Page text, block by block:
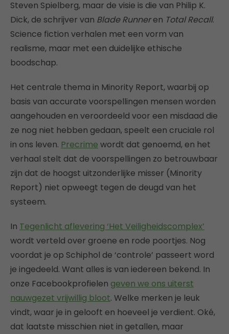
Steven Spielberg, maar de visie is die van Philip K.
Dick, de schrijver van Blade Runneren Total Recall.
Science fiction verhalen met een vorm van
realisme, maar met een duidelijke ethische
boodschap.
Het centrale thema in Minority Report, waarbij op
basis van accurate voorspellingen mensen worden
aangehouden en veroordeeld voor een misdaad die
ze nog niet hebben gedaan, speelt een cruciale rol
in ons leven. Precrime wordt dat genoemd, en het
verhaal stelt dat de voorspellingen zo betrouwbaar
zijn dat de hoogst uitzonderlijke misser (Minority
Report) niet opweegt tegen de deugd van het
systeem.
In Tegenlicht aflevering ‘Het Veiligheidscomplex’
wordt verteld over groene en rode poortjes. Nog
voordat je op Schiphol de ‘controle’ passeert word
je ingedeeld. Want alles is van iedereen bekend. In
onze Facebookprofielen geven we ons uiterst
nauwgezet vrijwillig bloot. Welke merken je leuk
vindt, waar je in gelooft en hoeveel je verdient. Oké,
dat laatste misschien niet in getallen, maar